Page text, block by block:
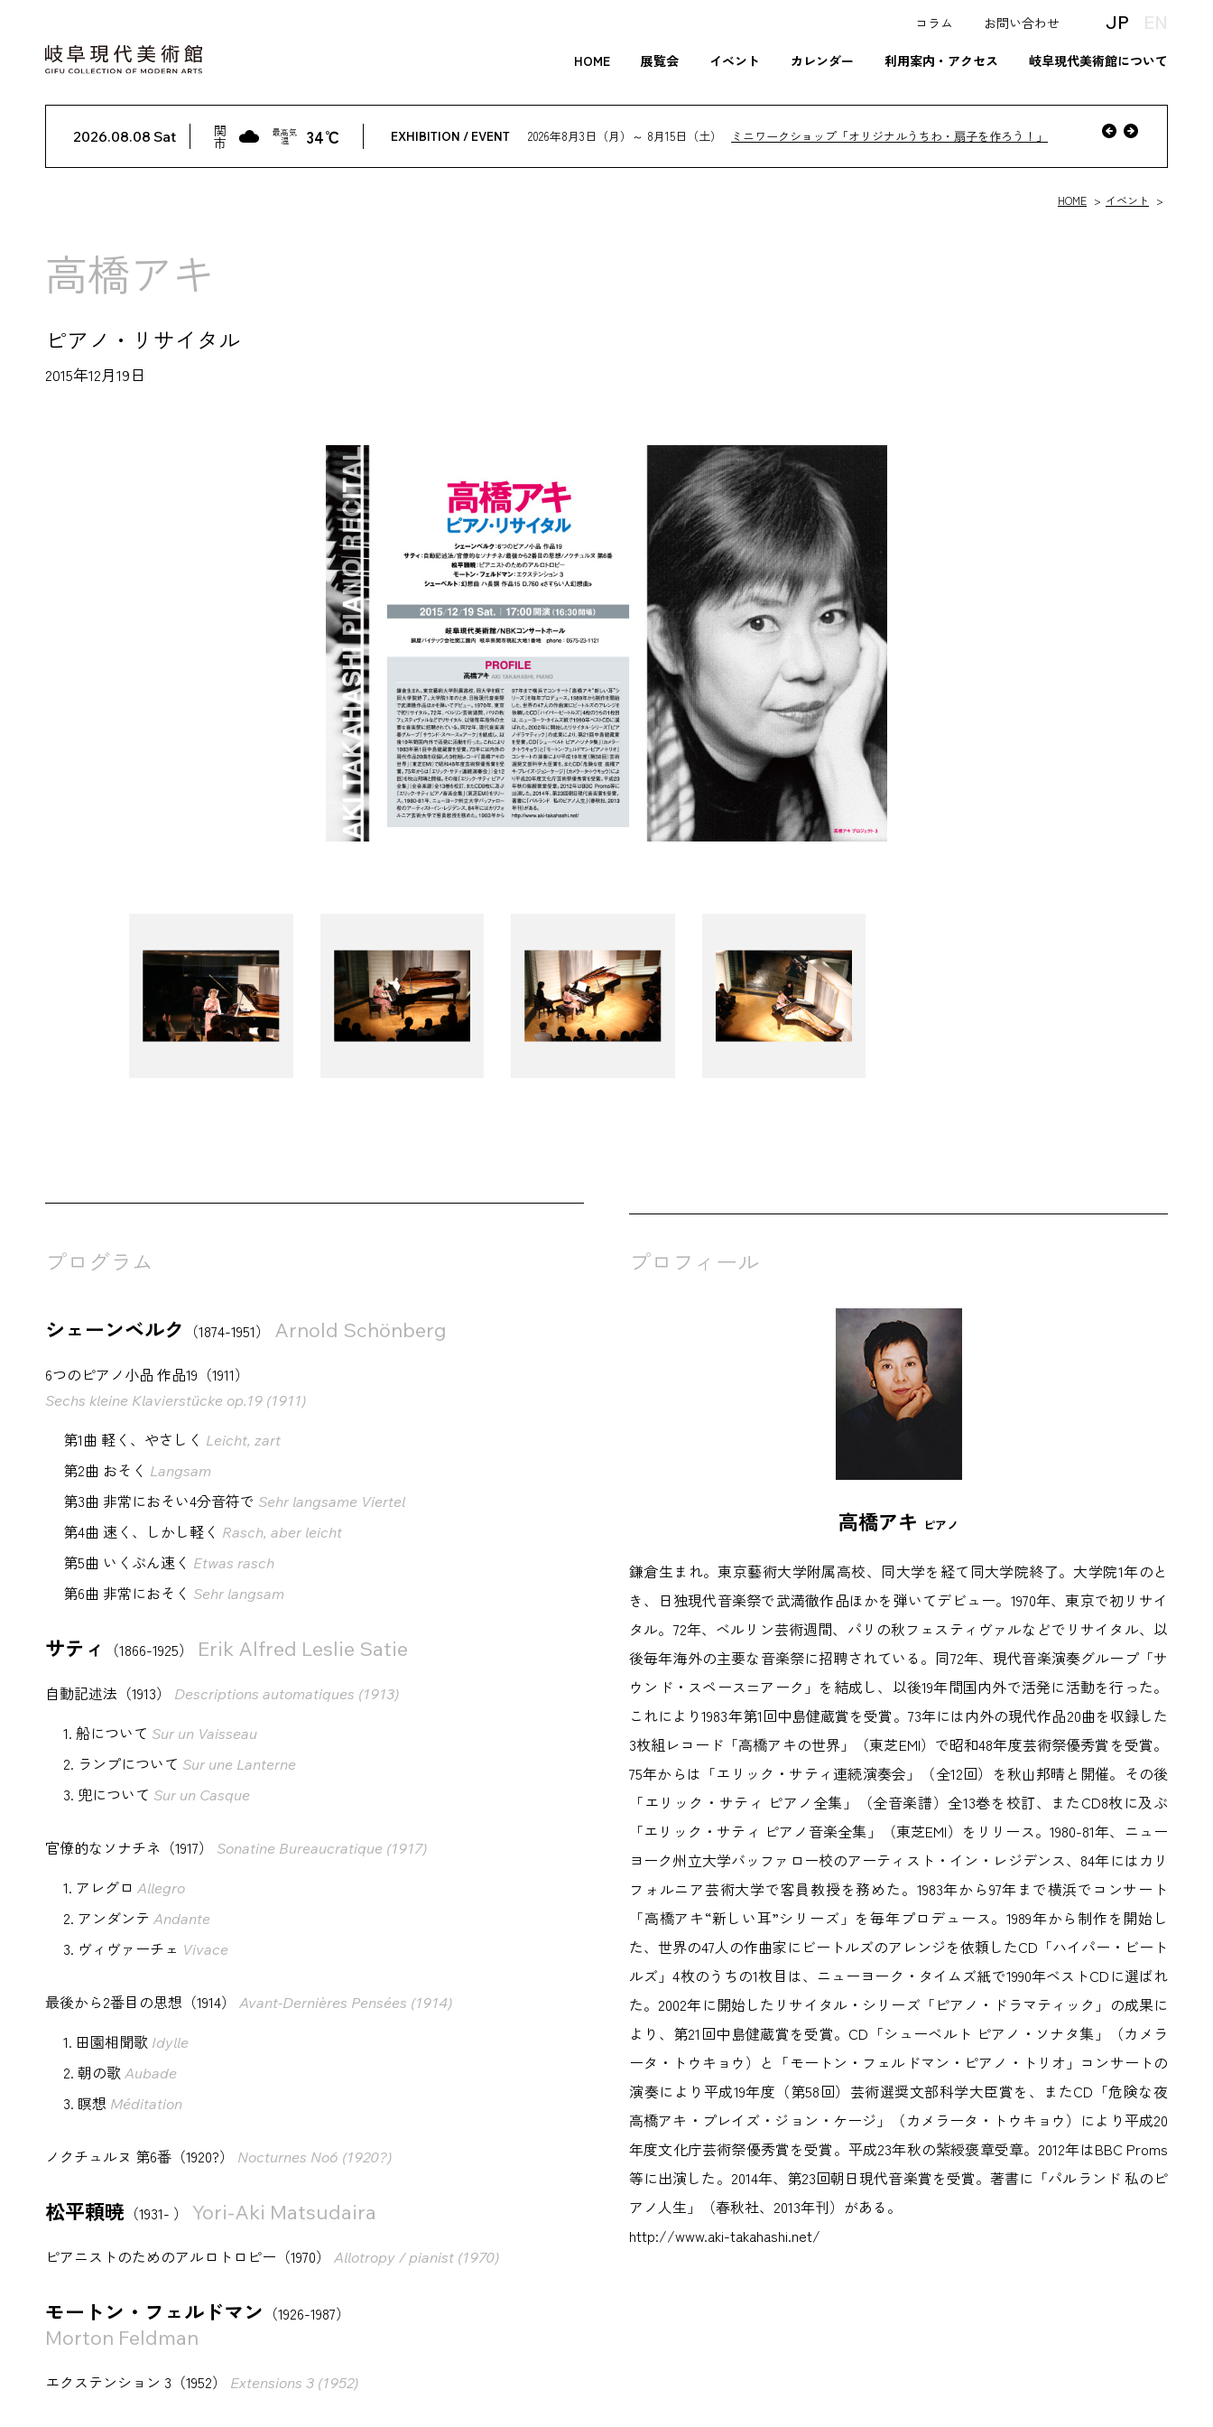
HOME 展覧会 イベント カレンダー 利用案内・アクセス 岐阜現代美術館について
コラム お問い合わせ JP EN
2026.08.08 Sat 関
市
最高気
温 34℃ EXHIBITION / EVENT 2026年8月3日（月）～ 8月15日（土） ミニワークショップ「オリジナルうちわ・扇子を作ろう！」
前
へ
次
HOME イベント
高橋アキ
ピアノ・リサイタル
2015年12月19日
プログラム
シェーンベルク （1874-1951） Arnold Schönberg
6つのピアノ小品 作品19（1911）
Sechs kleine Klavierstücke op.19 (1911)
第1曲 軽く、やさしく Leicht, zart
第2曲 おそく Langsam
第3曲 非常におそい4分音符で Sehr langsame Viertel
第4曲 速く、しかし軽く Rasch, aber leicht
第5曲 いくぶん速く Etwas rasch
第6曲 非常におそく Sehr langsam
サティ （1866-1925） Erik Alfred Leslie Satie
自動記述法（1913） Descriptions automatiques (1913)
1. 船について Sur un Vaisseau
2. ランプについて Sur une Lanterne
3. 兜について Sur un Casque
官僚的なソナチネ（1917） Sonatine Bureaucratique (1917)
1. アレグロ Allegro
2. アンダンテ Andante
3. ヴィヴァーチェ Vivace
最後から2番目の思想（1914） Avant-Dernières Pensées (1914)
1. 田園相聞歌 Idylle
2. 朝の歌 Aubade
3. 瞑想 Méditation
ノクチュルヌ 第6番（1920?） Nocturnes No6 (1920?)
松平頼暁 （1931- ） Yori-Aki Matsudaira
ピアニストのためのアルロトロピー（1970） Allotropy / pianist (1970)
モートン・フェルドマン （1926-1987）
Morton Feldman
エクステンション 3（1952） Extensions 3 (1952)
プロフィール
高橋アキ ピアノ
鎌倉生まれ。東京藝術大学附属高校、同大学を経て同大学院終了。大学院1年のと
き、日独現代音楽祭で武満徹作品ほかを弾いてデビュー。1970年、東京で初リサイ
タル。72年、ベルリン芸術週間、パリの秋フェスティヴァルなどでリサイタル、以
後毎年海外の主要な音楽祭に招聘されている。同72年、現代音楽演奏グループ「サ
ウンド・スペース=アーク」を結成し、以後19年間国内外で活発に活動を行った。
これにより1983年第1回中島健蔵賞を受賞。73年には内外の現代作品20曲を収録した
3枚組レコード「高橋アキの世界」（東芝EMI）で昭和48年度芸術祭優秀賞を受賞。
75年からは「エリック・サティ連続演奏会」（全12回）を秋山邦晴と開催。その後
「エリック・サティ ピアノ全集」（全音楽譜）全13巻を校訂、またCD8枚に及ぶ
「エリック・サティ ピアノ音楽全集」（東芝EMI）をリリース。1980-81年、ニュー
ヨーク州立大学バッファロー校のアーティスト・イン・レジデンス、84年にはカリ
フォルニア芸術大学で客員教授を務めた。1983年から97年まで横浜でコンサート
「高橋アキ“新しい耳”シリーズ」を毎年プロデュース。1989年から制作を開始し
た、世界の47人の作曲家にビートルズのアレンジを依頼したCD「ハイパー・ビート
ルズ」4枚のうちの1枚目は、ニューヨーク・タイムズ紙で1990年ベストCDに選ばれ
た。2002年に開始したリサイタル・シリーズ「ピアノ・ドラマティック」の成果に
より、第21回中島健蔵賞を受賞。CD「シューベルト ピアノ・ソナタ集」（カメラ
ータ・トウキョウ）と「モートン・フェルドマン・ピアノ・トリオ」コンサートの
演奏により平成19年度（第58回）芸術選奨文部科学大臣賞を、またCD「危険な夜
高橋アキ・プレイズ・ジョン・ケージ」（カメラータ・トウキョウ）により平成20
年度文化庁芸術祭優秀賞を受賞。平成23年秋の紫綬褒章受章。2012年はBBC Proms
等に出演した。2014年、第23回朝日現代音楽賞を受賞。著書に「パルランド 私のピ
アノ人生」（春秋社、2013年刊）がある。
http://www.aki-takahashi.net/